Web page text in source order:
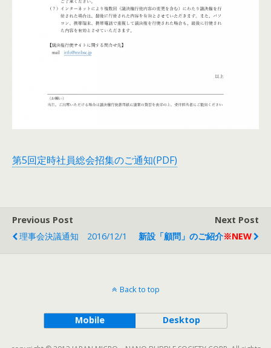
第5回定時社員総会招集のご通知(PDF)
Previous Post
理事会決議通知 2016/12/1
Next Post
新設「顧問」のご紹介※NEW
Back to top
Mobile Desktop